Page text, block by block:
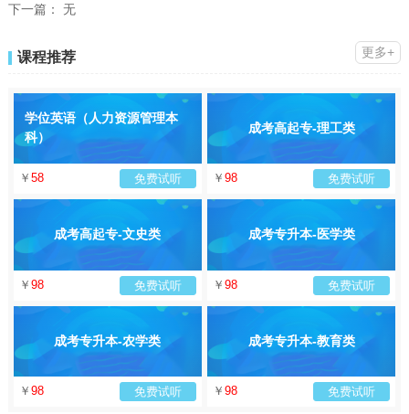
下一篇： 无
课程推荐 更多+
学位英语（人力资源管理本
科）
￥ 58 免费试听
成考高起专-理工类
￥ 98 免费试听
成考高起专-文史类
￥ 98 免费试听
成考专升本-医学类
￥ 98 免费试听
成考专升本-农学类
￥ 98 免费试听
成考专升本-教育类
￥ 98 免费试听